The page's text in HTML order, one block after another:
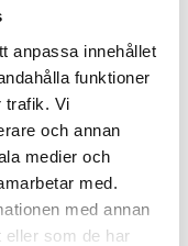
anpassa innehållet
funktioner
trafik. Vi
och annan
medier och
med.
med annan
eller som de har